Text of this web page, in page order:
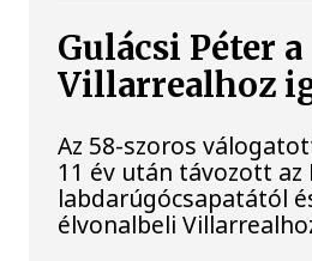
Gulácsi Péter a
Villarrealhoz
Az 58-szoros
11 év után távozott az
labdarúgócsapatától
élvonalbeli